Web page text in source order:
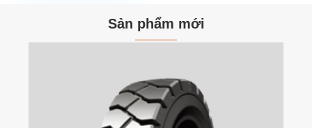
Sản phẩm mới